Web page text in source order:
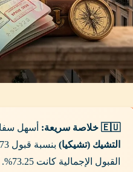
🇪🇺 خلاصة سريعة:
أسهل سفارة شنجن للمصريين
التشيك (تشيكيا)
القبول الإجمالية كانت 73.25%. أصعب سفارة شنجن للمصريين هي